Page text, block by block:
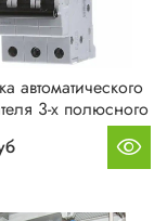
автоматического
3-х полюсного